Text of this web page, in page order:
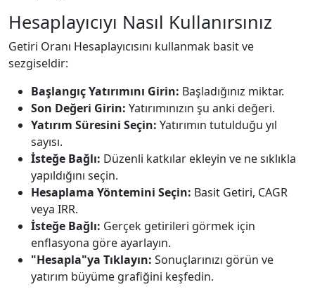
Hesaplayıcıyı Nasıl Kullanırsınız
Getiri Oranı Hesaplayıcısını kullanmak basit ve
sezgiseldir:
Başlangıç Yatırımını Girin: Başladığınız miktar.
Son Değeri Girin: Yatırımınızın şu anki değeri.
Yatırım Süresini Seçin: Yatırımın tutulduğu yıl
sayısı.
İsteğe Bağlı: Düzenli katkılar ekleyin ve ne sıklıkla
yapıldığını seçin.
Hesaplama Yöntemini Seçin: Basit Getiri, CAGR
veya IRR.
İsteğe Bağlı: Gerçek getirileri görmek için
enflasyona göre ayarlayın.
"Hesapla"ya Tıklayın: Sonuçlarınızı görün ve
yatırım büyüme grafiğini keşfedin.